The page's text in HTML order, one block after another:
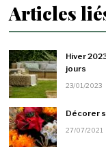
Articles
Hiver
jours
23/01/2023
Décorer
27/07/2021